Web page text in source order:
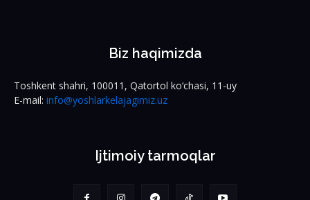
Biz haqimizda
Toshkent shahri, 100011, Qatortol ko‘chasi, 11-uy
E-mail: info@yoshlarkelajagimiz.uz
Ijtimoiy tarmoqlar